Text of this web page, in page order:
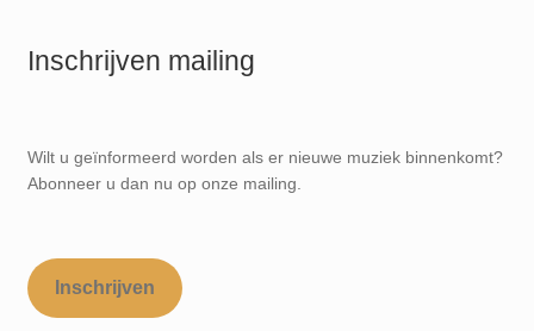
Inschrijven mailing
Wilt u geïnformeerd worden als er nieuwe muziek binnenkomt?
Abonneer u dan nu op onze mailing.
Inschrijven